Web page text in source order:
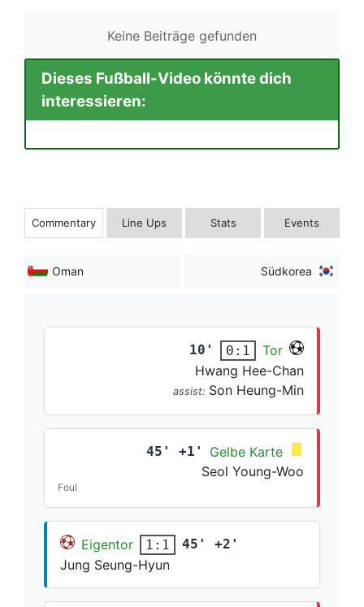
Keine Beiträge gefunden
Dieses Fußball-Video könnte dich
interessieren:
Commentary Line Ups Stats Events
Oman Südkorea
10' 0:1
Tor
Hwang Hee-Chan
assist: Son Heung-Min
45' +1'
Gelbe Karte
Seol Young-Woo
Foul
Eigentor 1:1 45' +2'
Jung Seung-Hyun